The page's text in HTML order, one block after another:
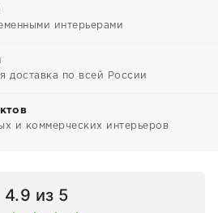
интерьерами
доставка по всей России
и коммерческих интерьеров
4.9 из 5